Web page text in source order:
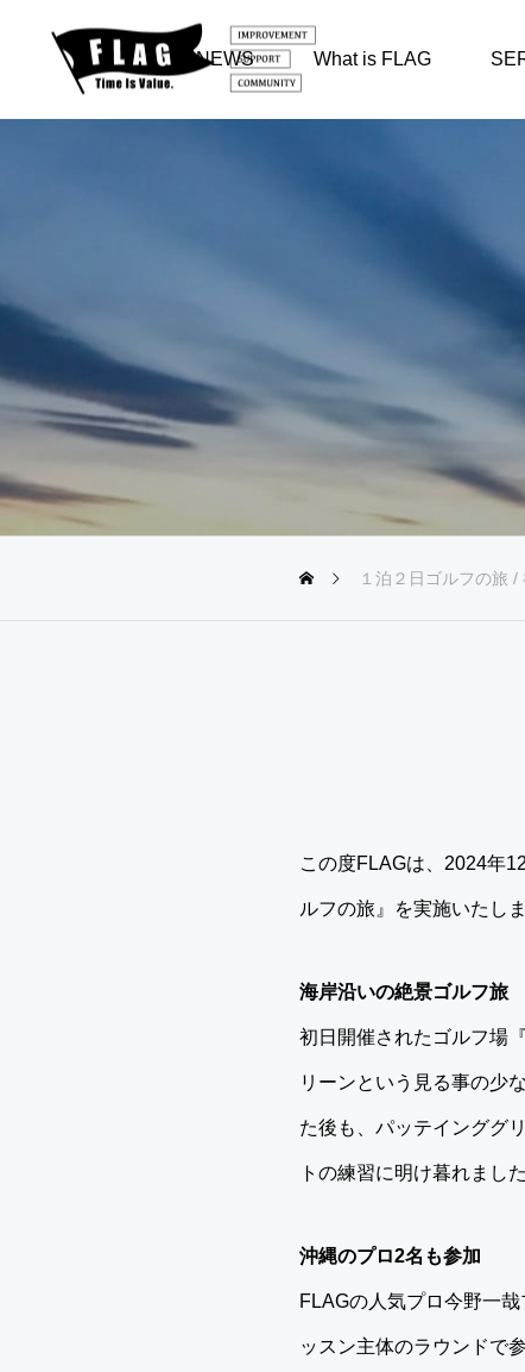
NEWS What is FLAG
日ゴルフの旅』三井
１泊２日ゴルフの旅 /
この度FLAGは、2024年
ルフの旅』を実施いたし
海岸沿いの絶景ゴルフ旅
初日開催されたゴルフ場
リーンという見る事の少
た後も、パッテインググ
トの練習に明け暮れまし
沖縄のプロ2名も参加
FLAGの人気プロ今野一
ッスン主体のラウンドで